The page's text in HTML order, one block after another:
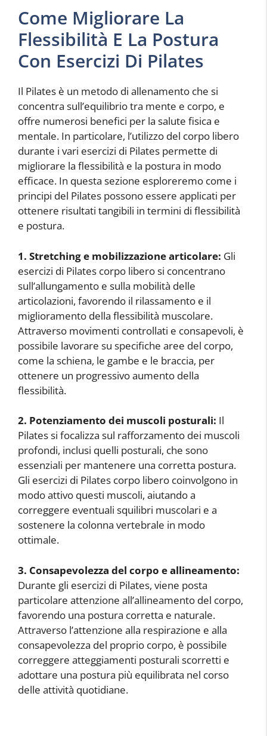
Come Migliorare La
Flessibilità E La Postura
Con Esercizi Di Pilates
Il Pilates è un metodo di allenamento che si
concentra sull’equilibrio tra mente e corpo, e
offre numerosi benefici per la salute fisica e
mentale. In particolare, l’utilizzo del corpo libero
durante i vari esercizi di Pilates permette di
migliorare la flessibilità e la postura in modo
efficace. In questa sezione esploreremo come i
principi del Pilates possono essere applicati per
ottenere risultati tangibili in termini di flessibilità
e postura.
1. Stretching e mobilizzazione articolare: Gli
esercizi di Pilates corpo libero si concentrano
sull’allungamento e sulla mobilità delle
articolazioni, favorendo il rilassamento e il
miglioramento della flessibilità muscolare.
Attraverso movimenti controllati e consapevoli, è
possibile lavorare su specifiche aree del corpo,
come la schiena, le gambe e le braccia, per
ottenere un progressivo aumento della
flessibilità.
2. Potenziamento dei muscoli posturali: Il
Pilates si focalizza sul rafforzamento dei muscoli
profondi, inclusi quelli posturali, che sono
essenziali per mantenere una corretta postura.
Gli esercizi di Pilates corpo libero coinvolgono in
modo attivo questi muscoli, aiutando a
correggere eventuali squilibri muscolari e a
sostenere la colonna vertebrale in modo
ottimale.
3. Consapevolezza del corpo e allineamento:
Durante gli esercizi di Pilates, viene posta
particolare attenzione all’allineamento del corpo,
favorendo una postura corretta e naturale.
Attraverso l’attenzione alla respirazione e alla
consapevolezza del proprio corpo, è possibile
correggere atteggiamenti posturali scorretti e
adottare una postura più equilibrata nel corso
delle attività quotidiane.